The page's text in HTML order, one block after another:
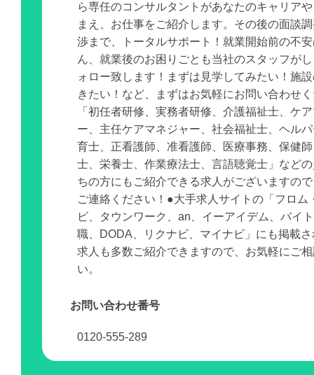
ら専任のコンサルタントがあなたのキャリア
まえ、お仕事をご紹介します。その後の面談
渉まで、トータルサポート！就業開始前の不
ん、就業後のお困りごとも当社のスタッフが
ォロー致します！まずは見学してみたい！施
きたい！など、まずはお気軽にお問い合わせ
「初任者研修、実務者研修、介護福祉士、ケ
ー、主任ケアマネジャー、社会福祉士、ヘル
育士、正看護師、准看護師、医療事務、保健
士、栄養士、作業療法士、言語聴覚士」など
ちの方にもご紹介できる求人がございますの
ご連絡ください！●大手求人サイトの「フロム
ビ、タウンワーク、an、イーアイデム、バイ
職、DODA、リクナビ、マイナビ」にも掲載
求人も多数ご紹介できますので、お気軽にご
い。
お問い合わせ番号
0120-555-289